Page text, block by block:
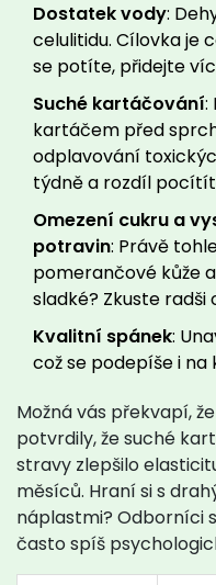
Dostatek vody:
celulitidu. Cílovka je
se potíte, přidejte
Suché kartáčování:
kartáčem před
odplavování
týdně a rozdíl
Omezení cukru a
potravin: Právě
pomerančové kůže
sladké? Zkuste radši
Kvalitní spánek:
což se podepíše i na
Možná vás překvapí,
potvrdily, že suché
stravy zlepšilo
měsíců. Hraní si s
náplastmi? Odborníci
často spíš